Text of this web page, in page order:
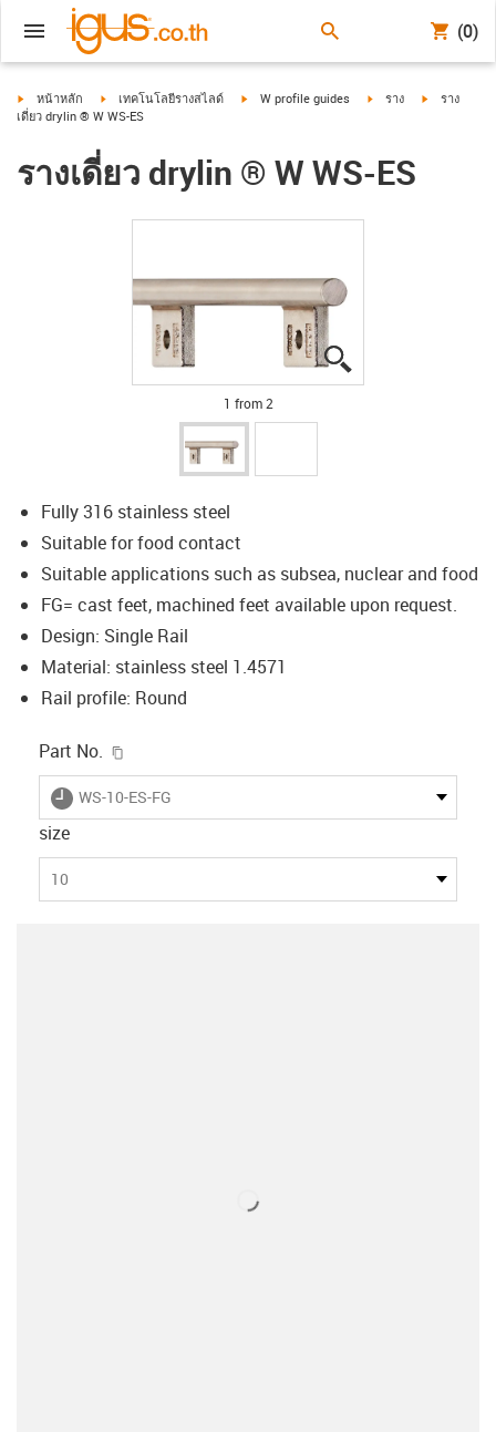
(0)
igus-icon-arrow-right
หน้าหลัก igus-icon-arrow-right
เทคโนโลยีรางสไลด์ igus-icon-arrow-right
W profile guides igus-icon-arrow-right
ราง igus-icon-
ราง
เดี่ยว drylin ® W WS-ES
รางเดี่ยว drylin ® W WS-ES
1 from 2
Fully 316 stainless steel
Suitable for food contact
Suitable applications such as subsea, nuclear and food
FG= cast feet, machined feet available upon request.
Design: Single Rail
Material: stainless steel 1.4571
Rail profile: Round
Part No.
igus-icon-lieferzeit
WS-10-ES-FG
size
10